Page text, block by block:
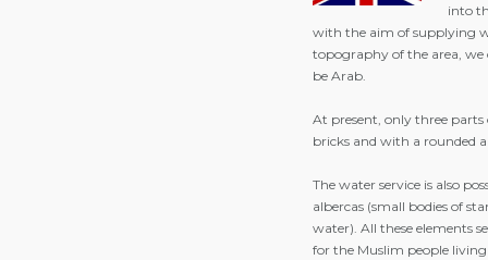
into
with the aim of supplying
topography of the area, we
be Arab.
At present, only three parts
bricks and with a rounded
The water service is also
albercas (small bodies of
water). All these elements
for the Muslim people